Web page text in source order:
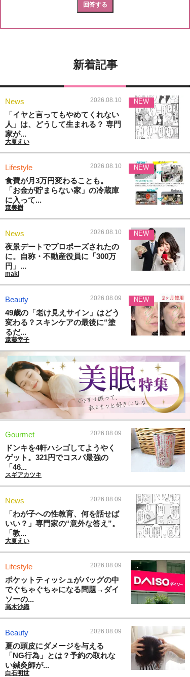
新着記事
News 2026.08.10
「イヤと言ってもやめてくれない
人」は、どうして生まれる？ 専門
家が...
大夏えい
NEW
Lifestyle 2026.08.10
食費が月3万円変わることも。
「お金が貯まらない家」の冷蔵庫
に入って...
森美樹
NEW
News 2026.08.10
夜景デートでプロポーズされたの
に。自称・不動産役員に「300万
円」...
maki
NEW
Beauty 2026.08.09
49歳の「老け見えサイン」はどう
変わる？スキンケアの最後に“塗
るだ...
遠藤幸子
NEW
Gourmet 2026.08.09
ドンキを4軒ハシゴしてようやく
ゲット。321円でコスパ最強の
「46...
スギアカツキ
News 2026.08.09
「わが子への性教育、何を話せば
いい？」専門家の“意外な答え”。
「教...
大夏えい
Lifestyle 2026.08.09
ポケットティッシュがバッグの中
でぐちゃぐちゃになる問題→ダイ
ソーの...
高木沙織
Beauty 2026.08.09
夏の頭皮にダメージを与える
「NG行為」とは？予約の取れな
い鍼灸師が...
白石明世